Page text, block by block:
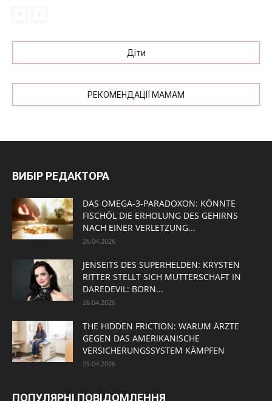
Діти
РЕКОМЕНДАЦІЇ МАМАМ
ВИБІР РЕДАКТОРА
DAS OMEGA-3-PARADOXON: KÖNNTE
FISCHÖL DIE ERHOLUNG DES GEHIRNS
NACH EINER VERLETZUNG...
26.04.2026
JENSEITS DES SUPERHELDEN: KRYSTEN
RITTER STELLT SICH MUTTERSCHAFT IN
DAREDEVIL: BORN...
26.04.2026
THE HIDDEN FRICTION: WARUM ÄRZTE
GEGEN DAS AMERIKANISCHE
VERSICHERUNGSSYSTEM KÄMPFEN
25.04.2026
ПОПУЛЯРНІ ПОВІДОМЛЕННЯ